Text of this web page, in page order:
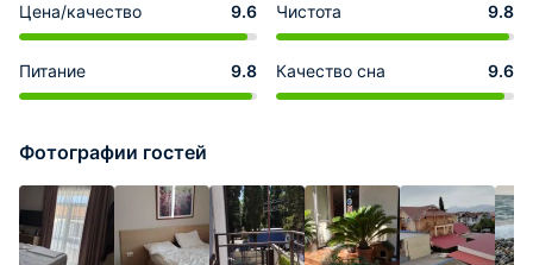
Цена/качество 9.6 Чистота 9.8
Питание 9.8 Качество сна 9.6
Фотографии гостей